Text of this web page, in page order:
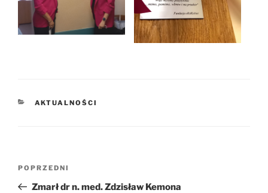
KATEGORIE
AKTUALNOŚCI
wpisu
Poprzedni
wpis
POPRZEDNI
Zmarł dr n. med. Zdzisław Kemona